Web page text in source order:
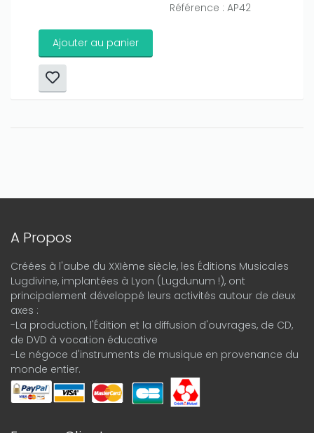
Référence : AP42
Ajouter au panier
A Propos
Créées à l'aube du XXIème siècle, les Éditions Musicales
Lugdivine, implantées à Lyon (Lugdunum !), ont
principalement développé leurs activités autour de deux
axes :
-La production, l'Édition et la diffusion d'ouvrages, de CD,
de DVD à vocation éducative
-Le négoce d'instruments de musique en provenance du
monde entier.